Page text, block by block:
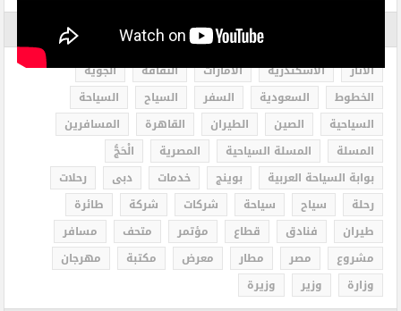
الاثار الاسكندرية الامارات الثقافة
الجوية
الخطوط
السعودية السفر السياح
السياحة
السياحية
الصين الطيران القاهرة
المسافرين
المسلة
المسلة السياحية المصرية
الْحَجُّ
بوابة السياحة العربية
بوينج خدمات دبى
رحلات
رحلة
سياح سياحة شركات شركة
طائرة
طيران
فنادق قطاع مؤتمر متحف
مسافر
مشروع
مصر مطار معرض مكتبة
مهرجان
وزارة
وزير وزيرة